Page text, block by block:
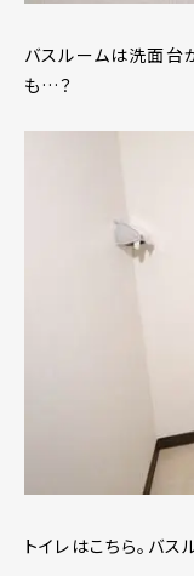
バスルームは洗面台
も…？
トイレはこちら。バ